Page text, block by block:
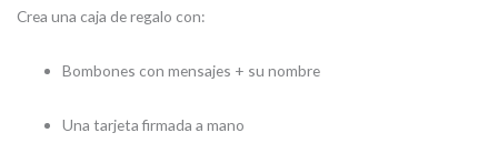
Crea una caja de regalo con:
Bombones con mensajes + su nombre
Una tarjeta firmada a mano